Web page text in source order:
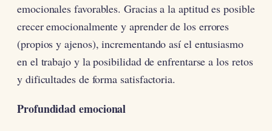
emocionales favorables. Gracias a la aptitud es posible
crecer emocionalmente y aprender de los errores
(propios y ajenos), incrementando así el entusiasmo
en el trabajo y la posibilidad de enfrentarse a los retos
y dificultades de forma satisfactoria.
Profundidad emocional